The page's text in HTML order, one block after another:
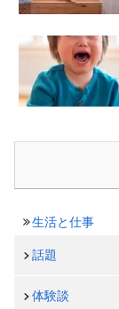
生活と仕事
話題
体験談